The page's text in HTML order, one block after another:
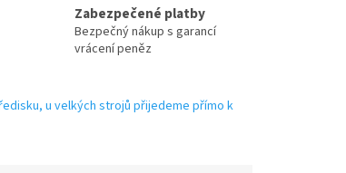
Zabezpečené platby
Bezpečný nákup s garancí
vrácení peněz
u velkých strojů přijedeme přímo k